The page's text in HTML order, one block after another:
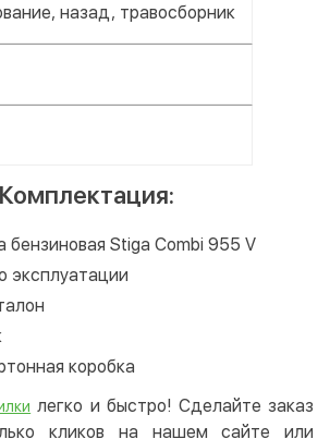
назад, травосборник
Комплектация:
бензиновая Stiga Combi 955 V
эксплуатации
коробка
легко и быстро! Сделайте заказ
кликов на нашем сайте или